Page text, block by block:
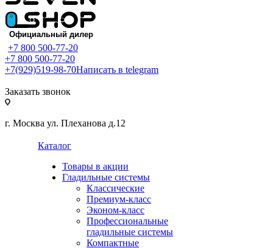
+7 800 500-77-20
+7 800 500-77-20
+7(929)519-98-70Написать в telegram
Заказать звонок
г. Москва ул. Плеханова д.12
Каталог
Товары в акции
Гладильные системы
Классические
Премиум-класс
Эконом-класс
Профессиональные
гладильные системы
Компактные